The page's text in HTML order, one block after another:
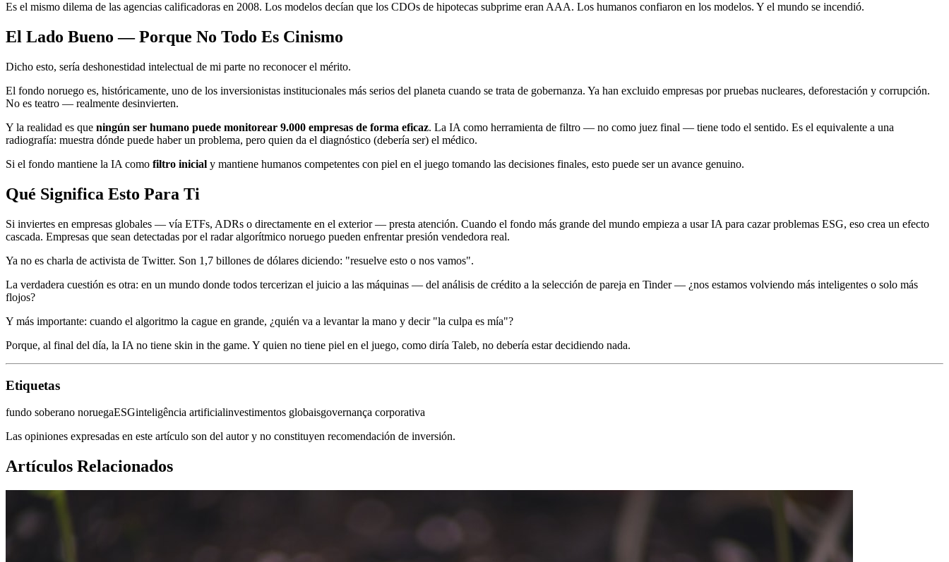
Es el mismo dilema de las agencias calificadoras en 2008. Los modelos decían que los CDOs de hipotecas subprime eran AAA. Los humanos confiaron en los modelos. Y el mundo se incendió.
El Lado Bueno — Porque No Todo Es Cinismo
Dicho esto, sería deshonestidad intelectual de mi parte no reconocer el mérito.
El fondo noruego es, históricamente, uno de los inversionistas institucionales más serios del planeta cuando se trata de gobernanza. Ya han excluido empresas por pruebas nucleares, deforestación y corrupción.
No es teatro — realmente desinvierten.
Y la realidad es que ningún ser humano puede monitorear 9.000 empresas de forma eficaz. La IA como herramienta de filtro — no como juez final — tiene todo el sentido. Es el equivalente a una
radiografía: muestra dónde puede haber un problema, pero quien da el diagnóstico (debería ser) el médico.
Si el fondo mantiene la IA como filtro inicial y mantiene humanos competentes con piel en el juego tomando las decisiones finales, esto puede ser un avance genuino.
Qué Significa Esto Para Ti
Si inviertes en empresas globales — vía ETFs, ADRs o directamente en el exterior — presta atención. Cuando el fondo más grande del mundo empieza a usar IA para cazar problemas ESG, eso crea un efecto
cascada. Empresas que sean detectadas por el radar algorítmico noruego pueden enfrentar presión vendedora real.
Ya no es charla de activista de Twitter. Son 1,7 billones de dólares diciendo: "resuelve esto o nos vamos".
La verdadera cuestión es otra: en un mundo donde todos tercerizan el juicio a las máquinas — del análisis de crédito a la selección de pareja en Tinder — ¿nos estamos volviendo más inteligentes o solo más
flojos?
Y más importante: cuando el algoritmo la cague en grande, ¿quién va a levantar la mano y decir "la culpa es mía"?
Porque, al final del día, la IA no tiene skin in the game. Y quien no tiene piel en el juego, como diría Taleb, no debería estar decidiendo nada.
Etiquetas
fundo soberano noruegaESGinteligência artificialinvestimentos globaisgovernança corporativa
Las opiniones expresadas en este artículo son del autor y no constituyen recomendación de inversión.
Artículos Relacionados